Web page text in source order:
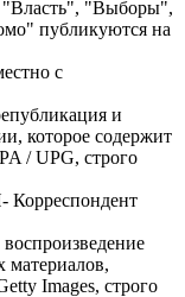
"Власть", "Выборы",
публикуются на
с
и
которое содержит
/ UPG, строго
Корреспондент
материалов,
Images, строго